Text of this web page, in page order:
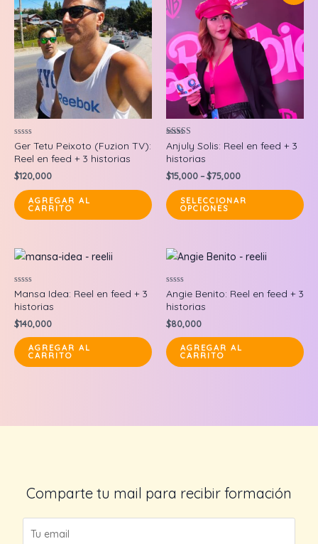
Valorado
en
0
de
5
Ger Tetu Peixoto (Fuzion TV):
Reel en feed + 3 historias
$120,000
AGREGAR AL
CARRITO
Valorado en
5.00
de 5
Anjuly Solis: Reel en feed + 3
historias
$15,000–$75,000
SELECCIONAR
OPCIONES
Valorado
en
0
de
5
Mansa Idea: Reel en feed + 3
historias
$140,000
AGREGAR AL
CARRITO
Valorado
en
0
de
5
Angie Benito: Reel en feed + 3
historias
$80,000
AGREGAR AL
CARRITO
Comparte tu mail para recibir formación